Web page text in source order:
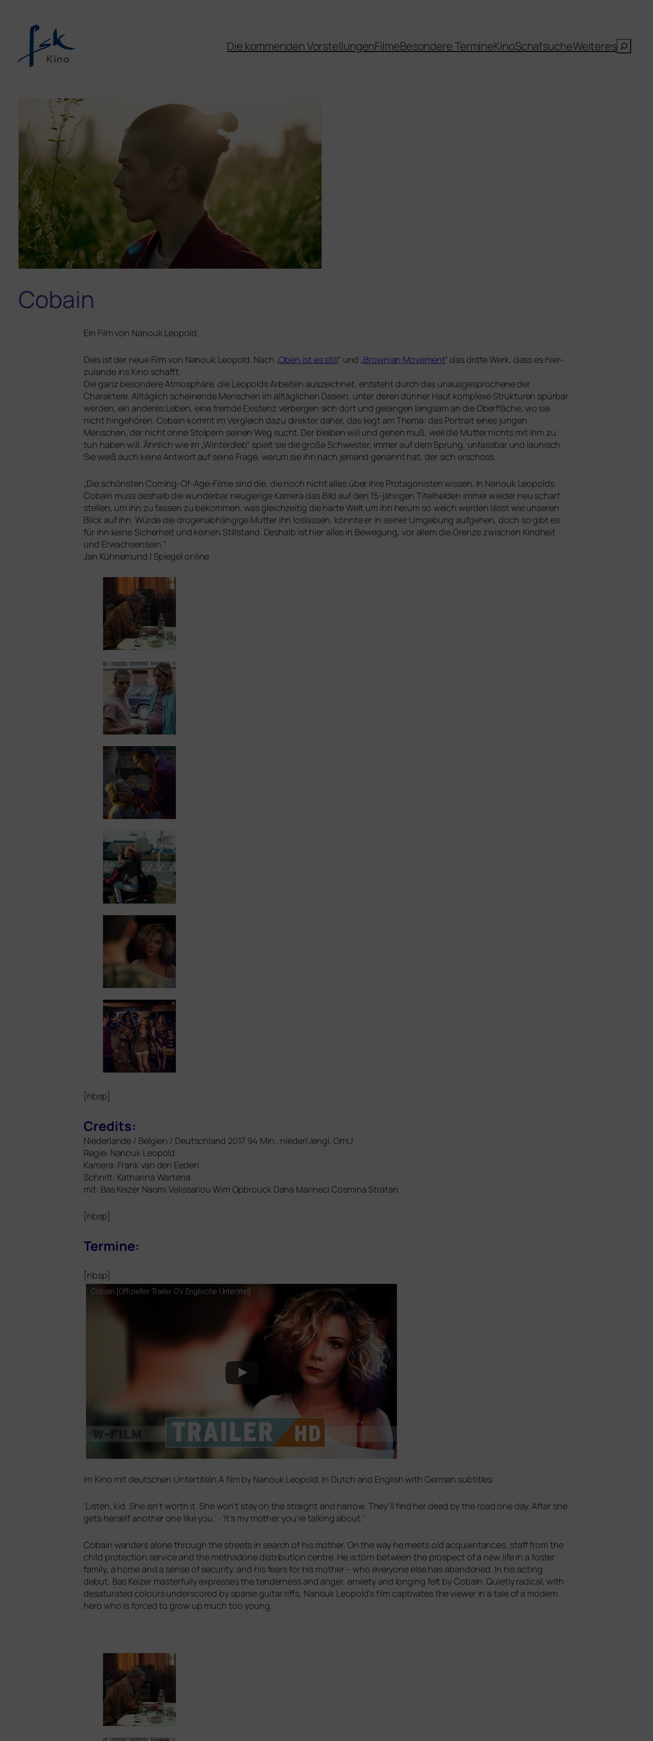
Die kommenden VorstellungenFilmeBesondere TermineKinoSchafsucheWeiteresSuchen
Cobain
Ein Film von Nanouk Leopold.
Dies ist der neue Film von Nanouk Leopold. Nach „Oben ist es still“ und „Brownian Movement“ das drit­te Werk, dass es hier­
zu­lan­de ins Kino schafft.
Die ganz beson­de­re Atmosphäre, die Leopolds Arbeiten aus­zeich­net, ent­steht durch das unaus­ge­spro­che­ne der
Charaktere. Alltäglich schei­nen­de Menschen im all­täg­li­chen Dasein, unter deren dün­ner Haut kom­ple­xe Strukturen spür­bar
wer­den, ein ande­res Leben, eine frem­de Existenz ver­ber­gen sich dort und gelan­gen lang­sam an die Oberfläche, wo sie
nicht hin­ge­hö­ren. Cobain kommt im Vergleich dazu direk­ter daher, das liegt am Thema: das Portrait eines jun­gen
Menschen, der nicht ohne Stolpern sei­nen Weg sucht. Der blei­ben will und gehen muß, weil die Mutter nichts mit ihm zu
tun haben will. Ähnlich wie im „Winterdieb“ spielt sie die gro­ße Schwester, immer auf dem Sprung, unfass­bar und lau­nisch.
Sie weiß auch kei­ne Antwort auf sei­ne Frage, war­um sie ihn nach jemand genannt hat, der sich erschoss.
„Die schöns­ten Coming-Of-Age-Filme sind die, die noch nicht alles über ihre Protagonisten wis­sen. In Nanouk Leopolds
Cobain muss des­halb die wun­der­bar neu­gie­ri­ge Kamera das Bild auf den 15-jäh­ri­gen Titelhelden immer wie­der neu scharf
stel­len, um ihn zu fas­sen zu bekom­men, was gleich­zei­tig die har­te Welt um ihn her­um so weich wer­den lässt wie unse­ren
Blick auf ihn. Würde die dro­gen­ab­hän­gi­ge Mutter ihn los­las­sen, könn­te er in sei­ner Umgebung auf­ge­hen, doch so gibt es
für ihn kei­ne Sicherheit und kei­nen Stillstand. Deshalb ist hier alles in Bewegung, vor allem die Grenze zwi­schen Kindheit
und Erwachsensein.“
Jan Kühnemund | Spiegel online
[nbsp]
Credits:
Niederlande / Belgien / Deutschland 2017 94 Min., niederl./engl. OmU
Regie: Nanouk Leopold
Kamera: Frank van den Eeden
Schnitt: Katharina Wartena
mit: Bas Keizer Naomi Velissariou Wim Opbrouck Dana Marineci Cosmina Stratan
[nbsp]
Termine:
[nbsp]
Cobain [Offizieller Trailer OVEnglische Untertitel]
Im Kino mit deut­schen Untertiteln.A film by Nanouk Leopold. In Dutch and English with German subtitles
‘Listen, kid. She isn’t worth it. She won’t stay on the straight and nar­row. They’ll find her dead by the road one day. After she
gets hers­elf ano­ther one like you.’ · ‘It’s my mother you’re tal­king about.’
Cobain wan­ders alo­ne through the streets in search of his mother. On the way he meets old acquain­tances, staff from the
child pro­tec­tion ser­vice and the metha­done dis­tri­bu­ti­on cent­re. He is torn bet­ween the pro­s­pect of a new life in a fos­ter
fami­ly, a home and a sen­se of secu­ri­ty, and his fears for his mother – who ever­yo­ne else has aban­do­ned. In his acting
debut, Bas Keizer mas­terful­ly expres­ses the ten­der­ness and anger, anxie­ty and lon­ging felt by Cobain. Quietly radi­cal, with
desa­tu­ra­ted colours unders­cored by spar­se gui­tar riffs, Nanouk Leopold’s film cap­ti­va­tes the view­er in a tale of a modern
hero who is forced to grow up much too young.